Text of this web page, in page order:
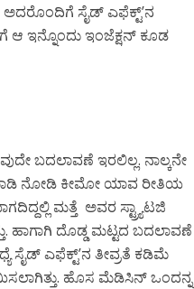
ಸೈಡ್ ಎಫೆಕ್ಟ್’ನ
ಆ ಇನ್ನೊಂದು ಇಂಜೆಕ್ಷನ್ ಕೂಡ
ಬದಲಾವಣೆ ಇರಲಿಲ್ಲ. ನಾಲ್ಕನೇ
ನೋಡಿ ಕೀಮೋ ಯಾವ ರೀತಿಯ
ಮತ್ತೆ ಅವರ ಸ್ಟ್ರ್ಯಾಟಜಿ
ಹಾಗಾಗಿ ದೊಡ್ಡ ಮಟ್ಟದ ಬದಲಾವಣೆ
ಸೈಡ್ ಎಫೆಕ್ಟ್’ನ ತೀವ್ರತೆ ಕಡಿಮೆ
ಹೊಸ ಮೆಡಿಸಿನ್ ಒಂದನ್ನ